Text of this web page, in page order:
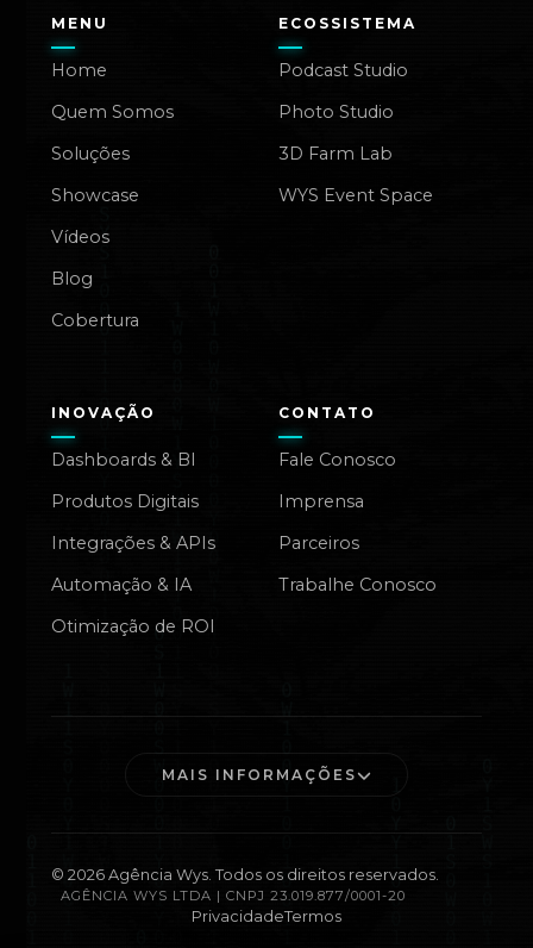
MENU
Home
Quem Somos
Soluções
Showcase
Vídeos
Blog
Cobertura
ECOSSISTEMA
Podcast Studio
Photo Studio
3D Farm Lab
WYS Event Space
INOVAÇÃO
Dashboards & BI
Produtos Digitais
Integrações & APIs
Automação & IA
Otimização de ROI
CONTATO
Fale Conosco
Imprensa
Parceiros
Trabalhe Conosco
MAIS INFORMAÇÕES
© 2026Agência Wys. Todos os direitos reservados.
AGÊNCIA WYS LTDA | CNPJ 23.019.877/0001-20
PrivacidadeTermos